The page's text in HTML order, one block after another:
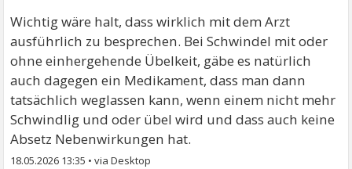
Wichtig wäre halt, dass wirklich mit dem Arzt
ausführlich zu besprechen. Bei Schwindel mit oder
ohne einhergehende Übelkeit, gäbe es natürlich
auch dagegen ein Medikament, dass man dann
tatsächlich weglassen kann, wenn einem nicht mehr
Schwindlig und oder übel wird und dass auch keine
Absetz Nebenwirkungen hat.
18.05.2026 13:35 •